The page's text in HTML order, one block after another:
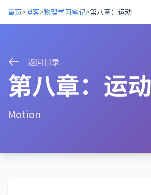
首页>博客>物理学习笔记>第八章：运动
返回目录
第八章：运动
Motion